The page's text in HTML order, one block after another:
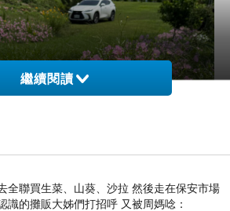
繼續閱讀
全聯買生菜、山葵、沙拉 然後走在保安市場
識的攤販大姊們打招呼 又被周媽唸：